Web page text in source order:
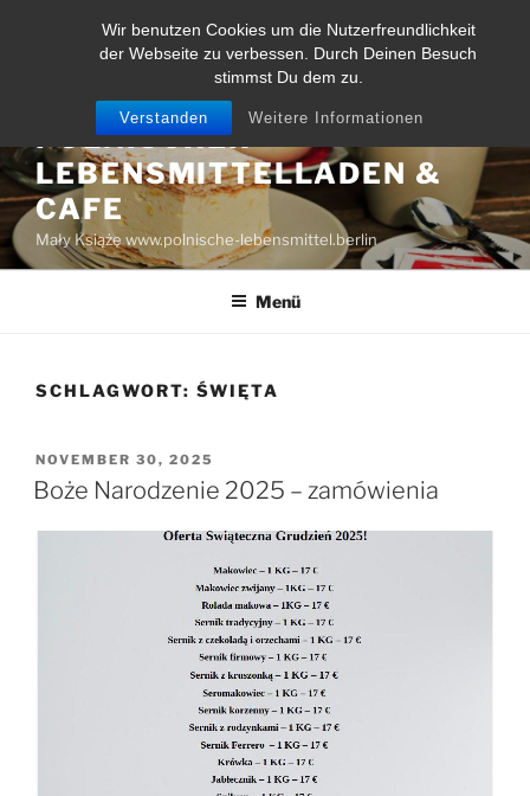
Wir benutzen Cookies um die Nutzerfreundlichkeit
der Webseite zu verbessen. Durch Deinen Besuch
stimmst Du dem zu.
Verstanden Weitere Informationen
POLNISCHER
LEBENSMITTELLADEN &
CAFE
Mały Książę www.polnische-lebensmittel.berlin
Menü
SCHLAGWORT: ŚWIĘTA
VERÖFFENTLICHT
AM
NOVEMBER 30, 2025
Boże Narodzenie 2025 – zamówienia